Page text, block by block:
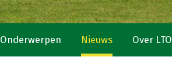
Onderwerpen Nieuws Over LTO